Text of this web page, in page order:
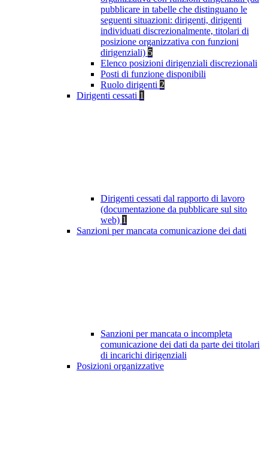
pubblicare in tabelle che distinguano le
seguenti situazioni: dirigenti, dirigenti
individuati discrezionalmente, titolari di
posizione organizzativa con funzioni
dirigenziali) 5
Elenco posizioni dirigenziali discrezionali
Posti di funzione disponibili
Ruolo dirigenti 2
Dirigenti cessati 1
Dirigenti cessati dal rapporto di lavoro
(documentazione da pubblicare sul sito
web) 1
Sanzioni per mancata comunicazione dei dati
Sanzioni per mancata o incompleta
comunicazione dei dati da parte dei titolari
di incarichi dirigenziali
Posizioni organizzative